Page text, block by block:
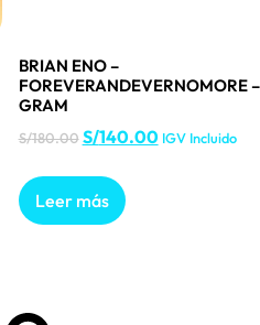
BRIAN ENO –
FOREVERANDEVERNOMORE
GRAM
S/180.00 S/140.00 IGV Incluido
Leer más